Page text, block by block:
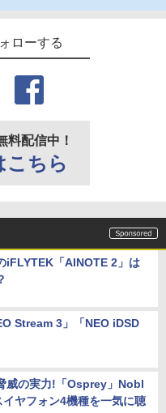
ローする
料配信中！
こちら
iFLYTEK「AINOTE 2」は
Stream 3」「NEO iDSD
威の実力!「Osprey」Nobl
ヤフォン4機種を一気に聴